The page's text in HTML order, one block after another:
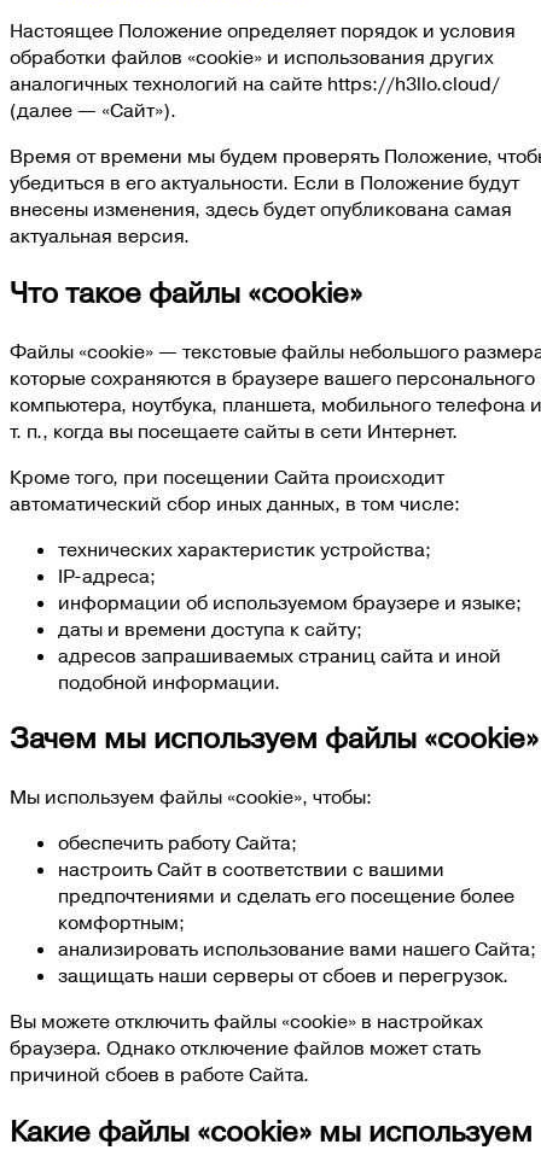
Настоящее Положение определяет порядок и условия
обработки файлов «cookie» и использования других
аналогичных технологий на сайте https://h3llo.cloud/
(далее — «Сайт»).
Время от времени мы будем проверять Положение,
убедиться в его актуальности. Если в Положение будут
внесены изменения, здесь будет опубликована самая
актуальная версия.
Что такое файлы «cookie»
Файлы «cookie» — текстовые файлы небольшого
которые сохраняются в браузере вашего персонального
компьютера, ноутбука, планшета, мобильного телефона и
т. п., когда вы посещаете сайты в сети Интернет.
Кроме того, при посещении Сайта происходит
автоматический сбор иных данных, в том числе:
технических характеристик устройства;
IP-адреса;
информации об используемом браузере и языке;
даты и времени доступа к сайту;
адресов запрашиваемых страниц сайта и иной
подобной информации.
Зачем мы используем файлы «cookie»
Мы используем файлы «cookie», чтобы:
обеспечить работу Сайта;
настроить Сайт в соответствии с вашими
предпочтениями и сделать его посещение более
комфортным;
анализировать использование вами нашего Сайта;
защищать наши серверы от сбоев и перегрузок.
Вы можете отключить файлы «cookie» в настройках
браузера. Однако отключение файлов может стать
причиной сбоев в работе Сайта.
Какие файлы «cookie» мы используем